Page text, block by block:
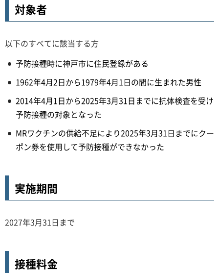
対象者
以下のすべてに該当する方
予防接種時に神戸市に住民登録がある
1962年4月2日から1979年4月1日の間に生まれた男性
2014年4月1日から2025年3月31日までに抗体検査を受け
予防接種の対象となった
MRワクチンの供給不足により2025年3月31日までにクー
ポン券を使用して予防接種ができなかった
実施期間
2027年3月31日まで
接種料金